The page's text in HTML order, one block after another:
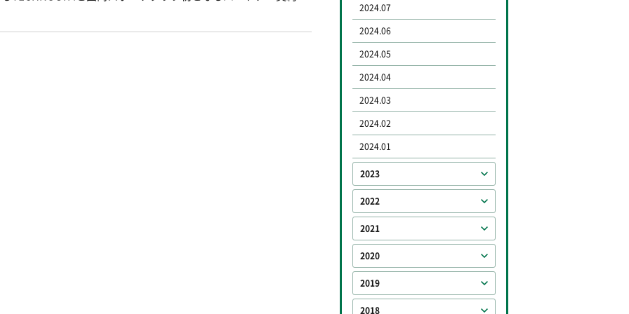
2024.07
2024.06
2024.05
2024.04
2024.03
2024.02
2024.01
2023
2022
2021
2020
2019
2018